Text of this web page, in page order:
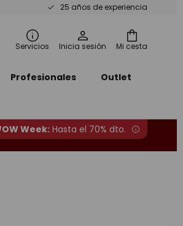
25 años de experiencia
Mi cesta
Servicios Inicia sesión
Profesionales Outlet
Week: Hasta el 70% dto.